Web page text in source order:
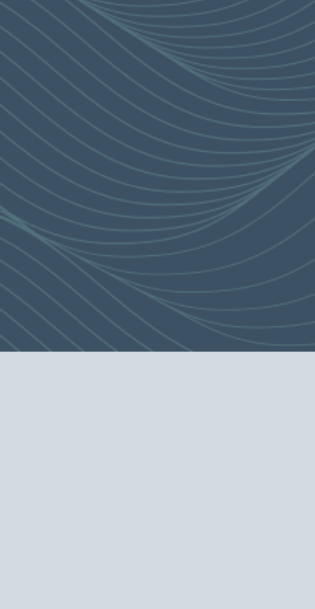
“It is a golden opportunity for us to challenge ourselves
and explore all possibilities to seize the potential of
“The Corniche” to promote the ultimate luxurious living
style.”
- DLN Architects 3
只適用於發展項目部份住宅物業。景觀受住宅物業所處層數、座向及周
邊建築物及環境影響，每個住宅物業的景觀各有不同，且周邊建築物及
環境會不時改變。賣方對景觀並不作出任何不論明示或隱含之要約、承
諾、陳述或保證 （不論是否有關海景或山景）。
座向只適用於各住宅物業的部分房間，未必適用於住宅單位的所有部
分。相關描述僅為住宅物業座向的大概描述，實際座向可能有所偏差。
賣方對住宅物業座向並不作出任何不論明示或隱含之要約、承諾、陳述
或保證。
上述陳述僅為相關人士的個人意見，並不構成亦不得詮釋成賣方就發展
項目或其周邊環境作出任何不論明示或隱含之要約、陳述、承諾或保